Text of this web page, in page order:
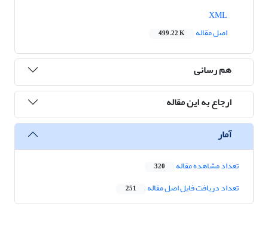
اصل مقاله
499.22 K
هم رسانی
ارجاع به این مقاله
آمار
تعداد مشاهده مقاله 320
تعداد دریافت فایل اصل مقاله 251